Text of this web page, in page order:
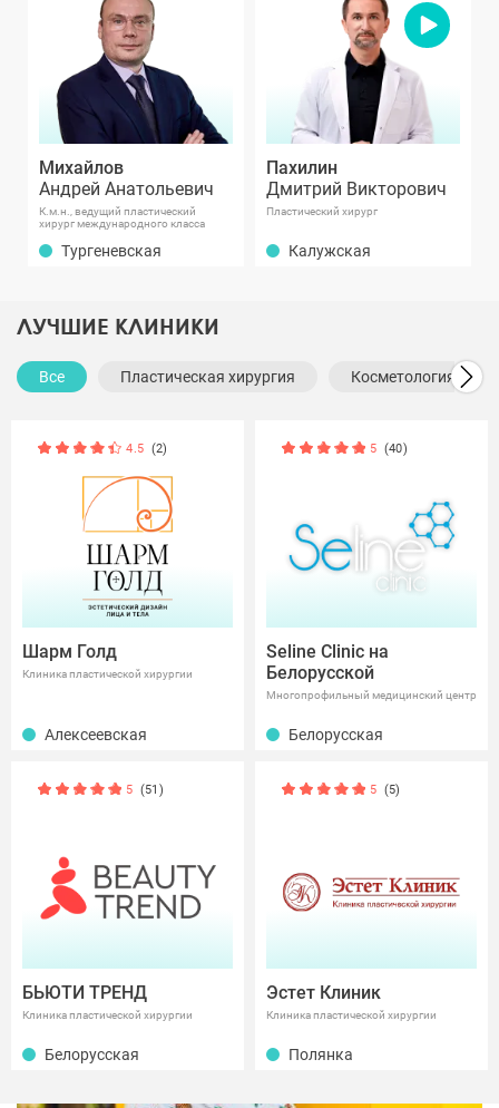
Михайлов
Андрей Анатольевич
К.м.н., ведущий пластический
хирург международного класса
Тургеневская
Пахилин
Дмитрий Викторович
Пластический хирург
Калужская
ЛУЧШИЕ КЛИНИКИ
Все Пластическая хирургия Косметология
4.5 (2)
Шарм Голд
Клиника пластической хирургии
Алексеевская
5 (40)
Seline Clinic на
Белорусской
Многопрофильный медицинский центр
Белорусская
5 (51)
БЬЮТИ ТРЕНД
Клиника пластической хирургии
Белорусская
5 (5)
Эстет Клиник
Клиника пластической хирургии
Полянка